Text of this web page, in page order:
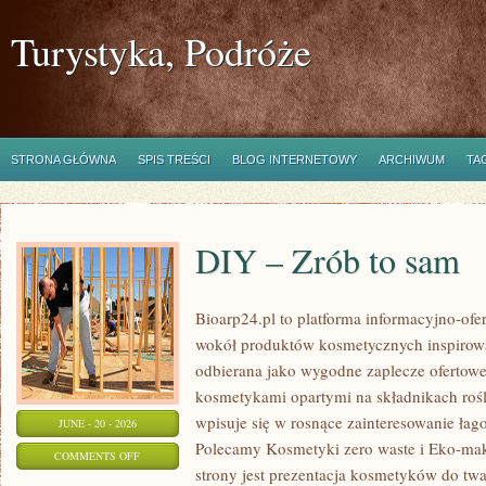
Turystyka, Podróże
STRONA GŁÓWNA SPIS TREŚCI BLOG INTERNETOWY ARCHIWUM
JUNE - 20 - 2026
COMMENTS OFFON
DIY – Zrób to sam
Bioarp24.pl to platforma informacyjno-
wokół produktów kosmetycznych
odbierana jako wygodne zaplecze
kosmetykami opartymi na składnikach
wpisuje się w rosnące zainteresowanie
Polecamy Kosmetyki zero waste i Eko-
strony jest prezentacja kosmetyków do